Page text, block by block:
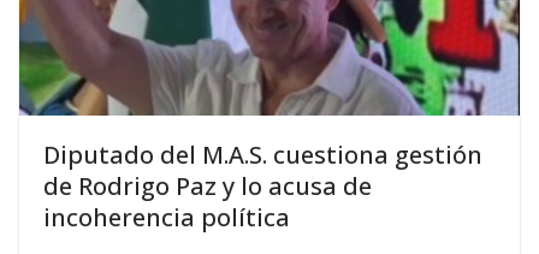
Diputado del M.A.S. cuestiona gestión
de Rodrigo Paz y lo acusa de
incoherencia política